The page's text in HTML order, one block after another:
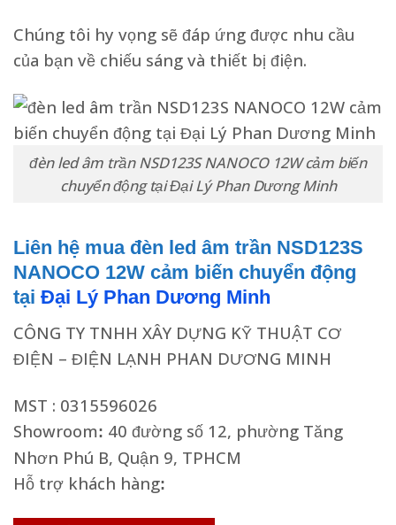
Chúng tôi hy vọng sẽ đáp ứng được nhu cầu
của bạn về chiếu sáng và thiết bị điện.
đèn led âm trần NSD123S NANOCO 12W cảm biến
chuyển động tại Đại Lý Phan Dương Minh
Liên hệ mua đèn led âm trần NSD123S
NANOCO 12W cảm biến chuyển động
tại Đại Lý Phan Dương Minh
CÔNG TY TNHH XÂY DỰNG KỸ THUẬT CƠ
ĐIỆN – ĐIỆN LẠNH PHAN DƯƠNG MINH
MST : 0315596026
Showroom: 40 đường số 12, phường Tăng
Nhơn Phú B, Quận 9, TPHCM
Hỗ trợ khách hàng: